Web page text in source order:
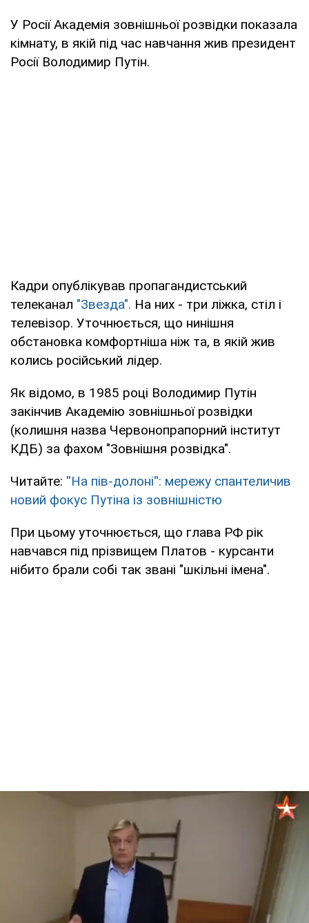
У Росії Академія зовнішньої розвідки показала
кімнату, в якій під час навчання жив президент
Росії Володимир Путін.
Кадри опублікував пропагандистський
телеканал "Звезда". На них - три ліжка, стіл і
телевізор. Уточнюється, що нинішня
обстановка комфортніша ніж та, в якій жив
колись російський лідер.
Як відомо, в 1985 році Володимир Путін
закінчив Академію зовнішньої розвідки
(колишня назва Червонопрапорний інститут
КДБ) за фахом "Зовнішня розвідка".
Читайте: ''На пів-долоні'': мережу спантеличив
новий фокус Путіна із зовнішністю
При цьому уточнюється, що глава РФ рік
навчався під прізвищем Платов - курсанти
нібито брали собі так звані "шкільні імена".